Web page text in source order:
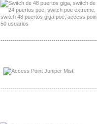
-------------------------------------------------
-------------------------------------------------